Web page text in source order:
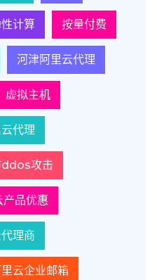
计算 按量付费
河津阿里云代理
虚拟主机
代理
ddos攻击
产品优惠
理商
里云企业邮箱